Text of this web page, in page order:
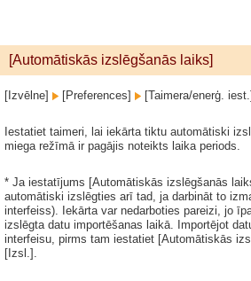
[Automātiskās izslēgšanās laiks]
[Izvēlne] [Preferences] [Taimera/enerģ. iest.]
Iestatiet taimeri, lai iekārta tiktu automātiski
miega režīmā ir pagājis noteikts laika periods.
* Ja iestatījums [Automātiskās izslēgšanās
automātiski izslēgties arī tad, ja darbināt to
interfeiss). Iekārta var nedarboties pareizi, jo
izslēgta datu importēšanas laikā. Importējot
interfeisu, pirms tam iestatiet [Automātiskās
[Izsl.].